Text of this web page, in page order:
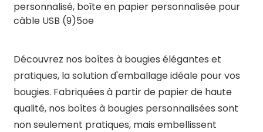
Découvrez nos boîtes à bougies élégantes et
pratiques, la solution d'emballage idéale pour vos
bougies. Fabriquées à partir de papier de haute
qualité, nos boîtes à bougies personnalisées sont
non seulement pratiques, mais embellissent